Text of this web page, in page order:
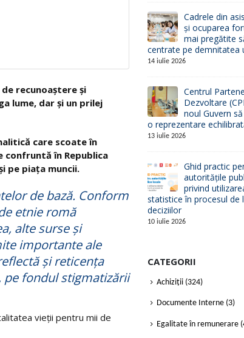
recunoaștere și
lume, dar și un prilej
care scoate în
în Republica
pe piața muncii.
de bază. Conform
etnie romă
alte surse și
importante ale
și reticența
pe fondul stigmatizării
vieții pentru mii de
Cadrele din
și ocuparea
mai pregătite
centrate pe demnitatea
14 iulie 2026
Centrul
Dezvoltare
noul Guvern
o reprezentare
13 iulie 2026
Ghid practic
autoritățile
privind
statistice în procesul de
deciziilor
10 iulie 2026
CATEGORII
Achiziții (324)
Documente Interne (3)
Egalitate în remunerare